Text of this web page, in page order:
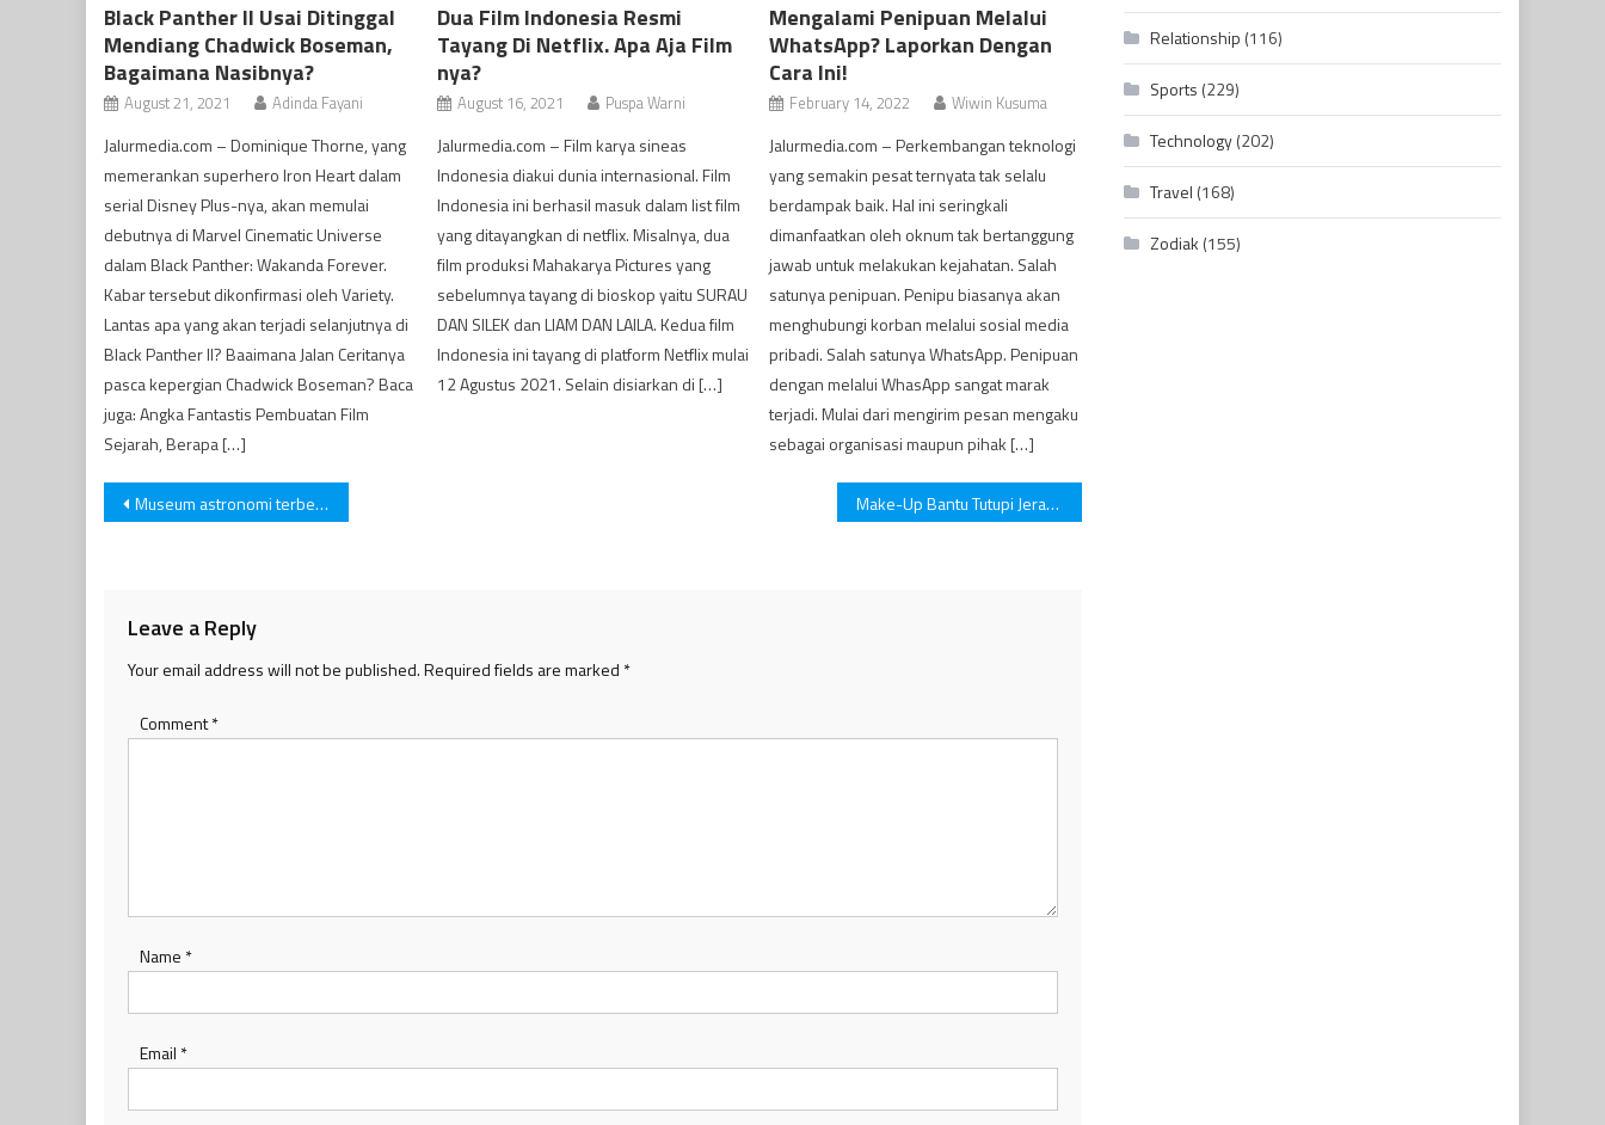
Black Panther II Usai Ditinggal
Mendiang Chadwick Boseman,
Bagaimana Nasibnya?
August 21, 2021 Adinda Fayani
Jalurmedia.com – Dominique Thorne, yang
memerankan superhero Iron Heart dalam
serial Disney Plus-nya, akan memulai
debutnya di Marvel Cinematic Universe
dalam Black Panther: Wakanda Forever.
Kabar tersebut dikonfirmasi oleh Variety.
Lantas apa yang akan terjadi selanjutnya di
Black Panther II? Baaimana Jalan Ceritanya
pasca kepergian Chadwick Boseman? Baca
juga: Angka Fantastis Pembuatan Film
Sejarah, Berapa […]
Dua Film Indonesia Resmi
Tayang Di Netflix. Apa Aja Film
nya?
August 16, 2021 Puspa Warni
Jalurmedia.com – Film karya sineas
Indonesia diakui dunia internasional. Film
Indonesia ini berhasil masuk dalam list film
yang ditayangkan di netflix. Misalnya, dua
film produksi Mahakarya Pictures yang
sebelumnya tayang di bioskop yaitu SURAU
DAN SILEK dan LIAM DAN LAILA. Kedua film
Indonesia ini tayang di platform Netflix mulai
12 Agustus 2021. Selain disiarkan di […]
Mengalami Penipuan Melalui
WhatsApp? Laporkan Dengan
Cara Ini!
February 14, 2022 Wiwin Kusuma
Jalurmedia.com – Perkembangan teknologi
yang semakin pesat ternyata tak selalu
berdampak baik. Hal ini seringkali
dimanfaatkan oleh oknum tak bertanggung
jawab untuk melakukan kejahatan. Salah
satunya penipuan. Penipu biasanya akan
menghubungi korban melalui sosial media
pribadi. Salah satunya WhatsApp. Penipuan
dengan melalui WhasApp sangat marak
terjadi. Mulai dari mengirim pesan mengaku
sebagai organisasi maupun pihak […]
Post
Museum astronomi terbesar didunia, Ini Fakta Menariknya Buat Kamu! Make-Up Bantu Tutupi Jerawat! Ini Dia Tips Yang Mudah dan Cepat.
Leave a Reply
Your email address will not be published.Required fields are marked *
Comment*
Name *
Email *
Relationship (116)
Sports (229)
Technology(202)
Travel (168)
Zodiak (155)